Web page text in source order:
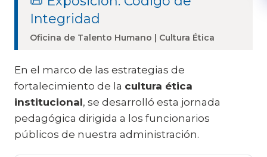
Integridad
Oficina de Talento Humano | Cultura Ética
En el marco de las estrategias de
fortalecimiento de la cultura ética
institucional, se desarrolló esta jornada
pedagógica dirigida a los funcionarios
públicos de nuestra administración.